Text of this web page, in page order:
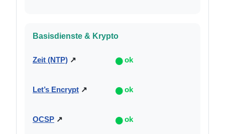
Basisdienste & Krypto
Zeit (NTP) ↗ ●ok
Let’s Encrypt ↗ ●ok
OCSP ↗ ●ok